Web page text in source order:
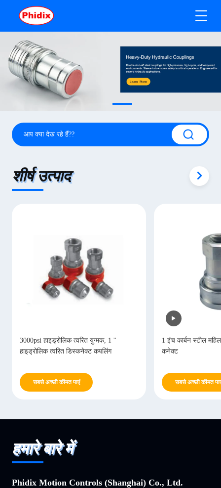
शीर्ष उत्पाद
3000psi हाइड्रोलिक त्वरित युग्मक, 1 ''
हाइड्रोलिक त्वरित डिस्कनेक्ट कपलिंग
सबसे अच्छी कीमत पाएं
1 इंच कार्बन स्टील
कनेक्ट
सबसे अच्छी कीमत
हमारे बारे में
Phidix Motion Controls (Shanghai) Co., Ltd.